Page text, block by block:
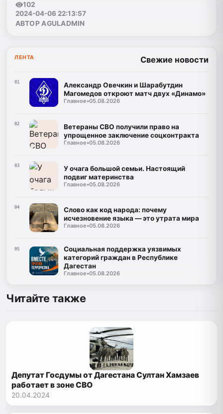
102
2024-04-06 22:13:57
АВТОР AGULADMIN
ЛЕНТА Свежие новости
01
Александр Овечкин и Шарабутдин
Магомедов откроют матч двух «Динамо»
Главное•05.08.2026
02
Ветераны СВО получили право на
упрощенное заключение соцконтракта
Главное•05.08.2026
03
У очага большой семьи. Настоящий
подвиг материнства
Главное•05.08.2026
04
Слово как код народа: почему
исчезновение языка — это утрата мира
Главное•05.08.2026
05
Социальная поддержка уязвимых
категорий граждан в Республике
Дагестан
Главное•05.08.2026
Читайте также
Депутат Госдумы от Дагестана Султан Хамзаев
работает в зоне СВО
20.04.2024